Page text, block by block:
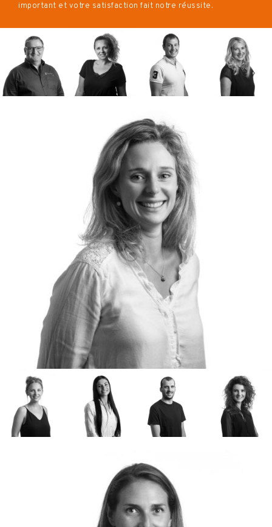
important et votre satisfaction fait notre réussite.